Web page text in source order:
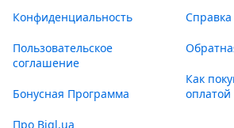
Конфиденциальность
Пользовательское
соглашение
Бонусная Программа
Про Bigl.ua
Справка
Как
оплатой